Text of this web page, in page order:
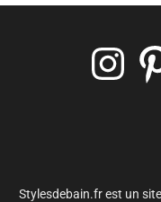
Instagram
Stylesdebain.fr est un